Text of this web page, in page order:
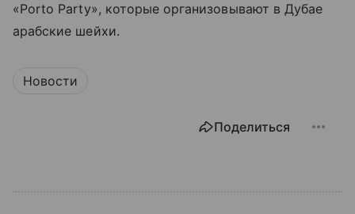
«Porto Party», которые организовывают в Дубае
арабские шейхи.
Новости
Поделиться